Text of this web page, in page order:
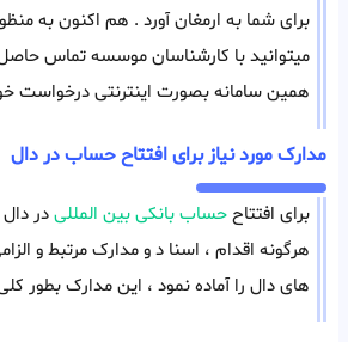
برای شما به ارمغان آورد . هم اکنون به
میتوانید با کارشناسان موسسه تماس حاصل
همین سامانه بصورت اینترنتی درخواست
مدارک مورد نیاز برای افتتاح حساب در دال
برای افتتاححساب بانکی بین المللیدر
هرگونه اقدام ، اسنا د و مدارک مرتبط و
های دال را آماده نمود ، این مدارک بطور